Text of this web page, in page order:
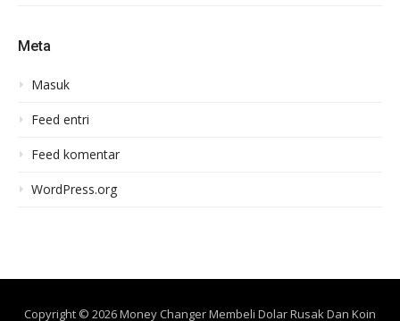
Meta
Masuk
Feed entri
Feed komentar
WordPress.org
Copyright © 2026 Money Changer Membeli Dolar Rusak Dan Koin